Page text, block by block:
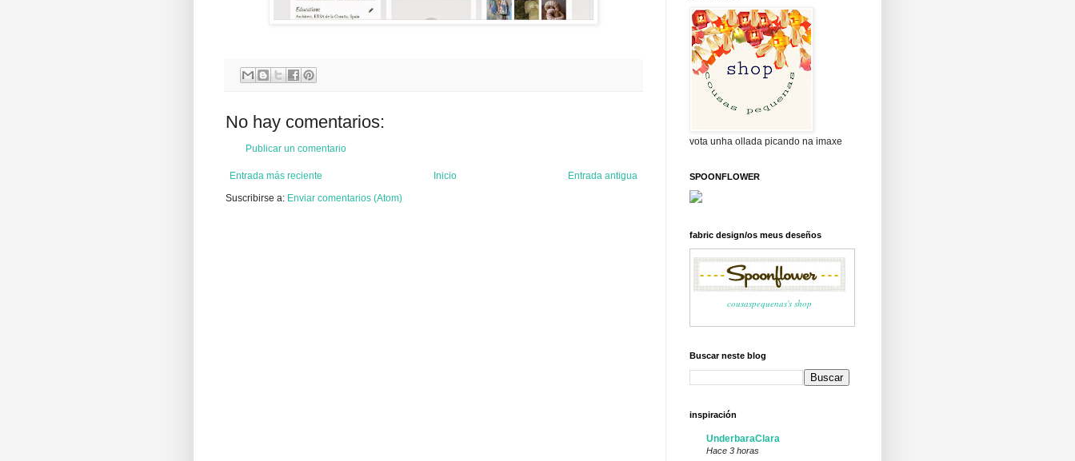
No hay comentarios:
Publicar un comentario
Entrada más reciente Entrada antigua
Inicio
Suscribirse a: Enviar comentarios (Atom)
vota unha ollada picando na imaxe
SPOONFLOWER
fabric design/os meus deseños
cousaspequenas's shop
Buscar neste blog
inspiración
UnderbaraClara
Hace 3 horas